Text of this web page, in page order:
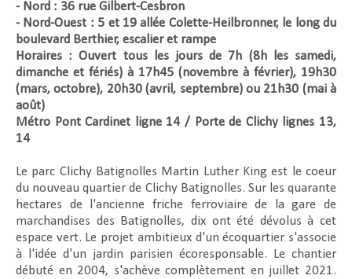
- Nord : 36 rue Gilbert-Cesbron
- Nord-Ouest : 5 et 19 allée Colette-Heilbronner, le long du
boulevard Berthier, escalier et rampe
Horaires : Ouvert tous les jours de 7h (8h les samedi,
dimanche et fériés) à 17h45 (novembre à février), 19h30
(mars, octobre), 20h30 (avril, septembre) ou 21h30 (mai à
août)
Métro Pont Cardinet ligne 14 / Porte de Clichy lignes 13,
14
Le parc Clichy Batignolles Martin Luther King est le coeur
du nouveau quartier de Clichy Batignolles. Sur les quarante
hectares de l'ancienne friche ferroviaire de la gare de
marchandises des Batignolles, dix ont été dévolus à cet
espace vert. Le projet ambitieux d'un écoquartier s'associe
à l'idée d'un jardin parisien écoresponsable. Le chantier
débuté en 2004, s'achève complètement en juillet 2021.